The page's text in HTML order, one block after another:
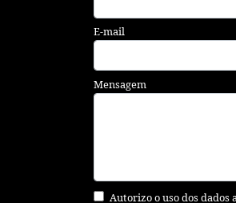
E-mail
Mensagem
Autorizo o uso dos dados